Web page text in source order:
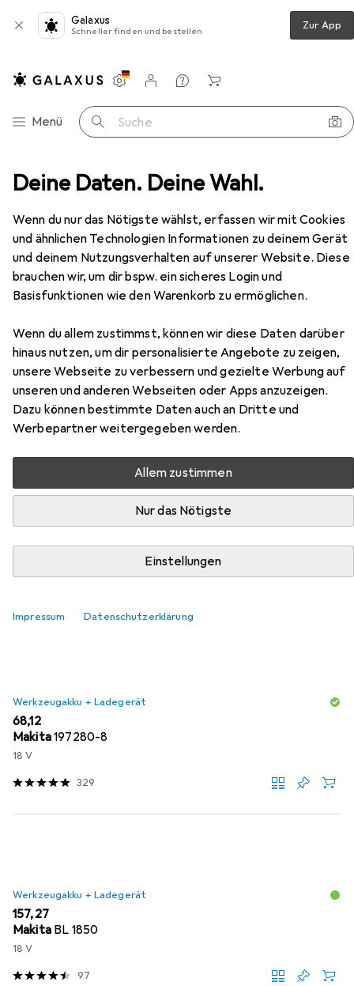
Deine Daten. Deine Wahl.
Wenn du nur das Nötigste wählst, erfassen wir mit Cookies
und ähnlichen Technologien Informationen zu deinem Gerät
und deinem Nutzungsverhalten auf unserer Website. Diese
brauchen wir, um dir bspw. ein sicheres Login und
Basisfunktionen wie den Warenkorb zu ermöglichen.
Wenn du allem zustimmst, können wir diese Daten darüber
hinaus nutzen, um dir personalisierte Angebote zu zeigen,
unsere Webseite zu verbessern und gezielte Werbung auf
unseren und anderen Webseiten oder Apps anzuzeigen.
Dazu können bestimmte Daten auch an Dritte und
Werbepartner weitergegeben werden.
Allem zustimmen
Nur das Nötigste
Einstellungen
Impressum Datenschutzerklärung
Galaxus
Schneller finden und bestellen Zur App
Navigation nach Kategorien
Menü Suche
Einstellungen
Kundenkonto
Vergleichslisten
Merklisten
Warenkorb
Bohrmaschine + Akkuschrauber Makita DDF 485
EUR
95,90
Makita DDF 485
Bohrschrauber
Zubehör für Makita DDF 485
DDF 485 aus den Kategorien Werkzeugakku +
Ladegerät, Gehörschutz und Schutzbrille +
Gesichtsschutz.
Werkzeugakku + Ladegerät
Werkzeugakku + Ladegerät
EUR
68,12
Makita197280-8
18 V
329
Werkzeugakku + Ladegerät
EUR
157,27
Makita BL 1850
18 V
97